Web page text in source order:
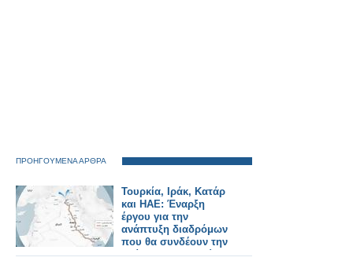
ΠΡΟΗΓΟΥΜΕΝΑ ΑΡΘΡΑ
Τουρκία, Ιράκ, Κατάρ
και ΗΑΕ: Έναρξη
έργου για την
ανάπτυξη διαδρόμων
που θα συνδέουν την
Ασία και την Ευρώπη